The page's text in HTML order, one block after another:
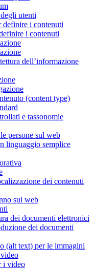
utenti
definire i contenuti
i contenuti
dell’informazione
(content type)
e tassonomie
persone sul web
linguaggio semplice
dei contenuti
sul web
dei documenti elettronici
dei documenti
(alt text) per le immagini
i video